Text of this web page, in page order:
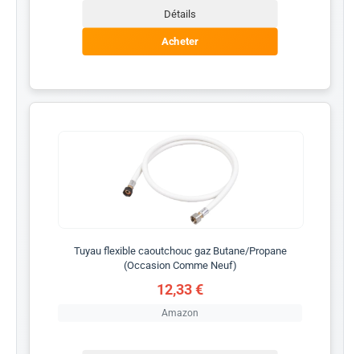
Détails
Acheter
Tuyau flexible caoutchouc gaz Butane/Propane
(Occasion Comme Neuf)
12,33 €
Amazon